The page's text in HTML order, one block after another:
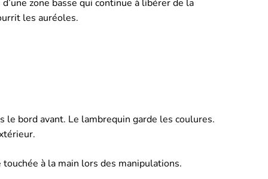
zone basse qui continue à libérer de la
les auréoles.
le bord avant. Le lambrequin garde les coulures.
à la main lors des manipulations.